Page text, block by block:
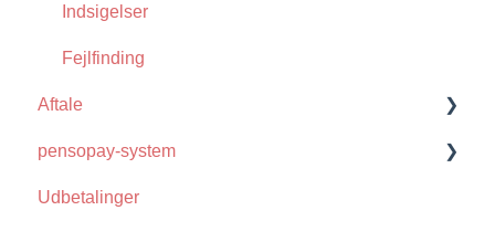
Indsigelser
Fejlfinding
Aftale
Clearhaus
Krav og Vilkår
pensopay-system
Funktioner
Udbetalinger